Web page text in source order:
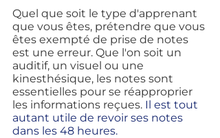
Quel que soit le type d'apprenant
que vous êtes, prétendre que vous
êtes exempté de prise de notes
est une erreur. Que l'on soit un
auditif, un visuel ou une
kinesthésique, les notes sont
essentielles pour se réapproprier
les informations reçues. Il est tout
autant utile de revoir ses notes
dans les 48 heures.